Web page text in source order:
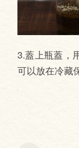
3.蓋上瓶蓋，
可以放在冷藏